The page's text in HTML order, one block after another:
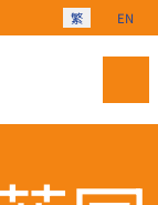
選擇你的語言
繁 EN